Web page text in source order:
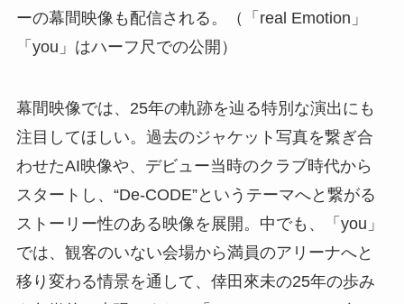
ーの幕間映像も配信される。（「real Emotion」
「you」はハーフ尺での公開）
幕間映像では、25年の軌跡を辿る特別な演出にも
注目してほしい。過去のジャケット写真を繋ぎ合
わせたAI映像や、デビュー当時のクラブ時代から
スタートし、“De-CODE”というテーマへと繋がる
ストーリー性のある映像を展開。中でも、「you」
では、観客のいない会場から満員のアリーナへと
移り変わる情景を通して、倖田來未の25年の歩み